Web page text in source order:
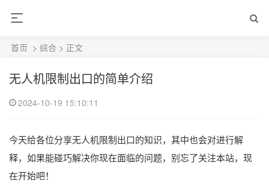
首页 > 综合 > 正文
无人机限制出口的简单介绍
2024-10-19 15:10:11
今天给各位分享无人机限制出口的知识，其中也会对进行解
释，如果能碰巧解决你现在面临的问题，别忘了关注本站，现
在开始吧！